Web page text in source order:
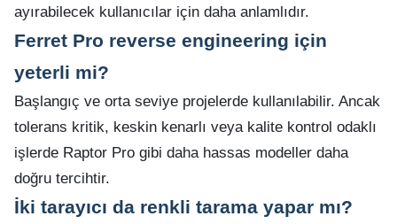
ayırabilecek kullanıcılar için daha anlamlıdır.
Ferret Pro reverse engineering için
yeterli mi?
Başlangıç ve orta seviye projelerde kullanılabilir. Ancak
tolerans kritik, keskin kenarlı veya kalite kontrol odaklı
işlerde Raptor Pro gibi daha hassas modeller daha
doğru tercihtir.
İki tarayıcı da renkli tarama yapar mı?